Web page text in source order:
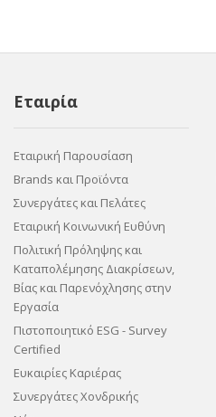
Εταιρία
Εταιρική Παρουσίαση
Brands και Προϊόντα
Συνεργάτες και Πελάτες
Εταιρική Κοινωνική Ευθύνη
Πολιτική Πρόληψης και
Καταπολέμησης Διακρίσεων,
Βίας και Παρενόχλησης στην
Εργασία
Πιστοποιητικό ESG - Survey
Certified
Ευκαιρίες Καριέρας
Συνεργάτες Χονδρικής